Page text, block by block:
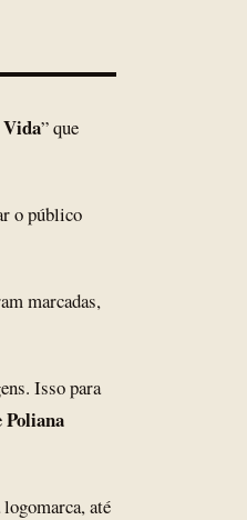
Vida” que
o público
marcadas,
Isso para
Poliana
até